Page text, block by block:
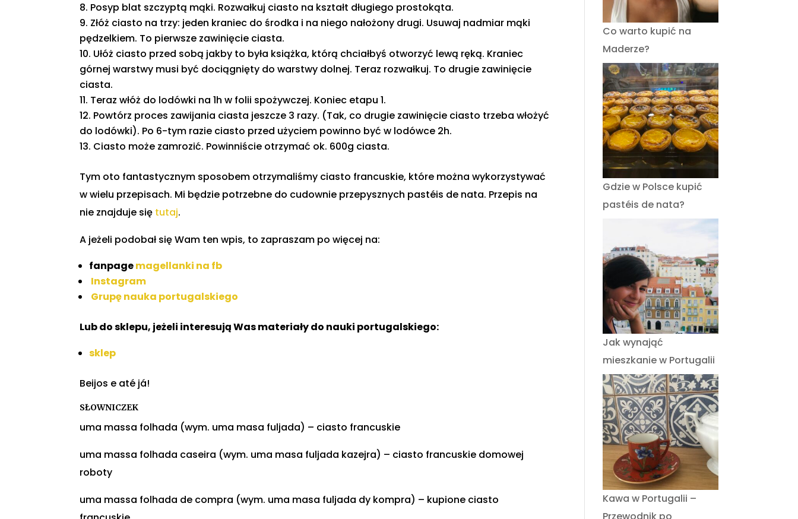
Posyp blat szczyptą mąki. Rozwałkuj ciasto na kształt długiego prostokąta.
Złóż ciasto na trzy: jeden kraniec do środka i na niego nałożony drugi. Usuwaj nadmiar mąki
pędzelkiem. To pierwsze zawinięcie ciasta.
Ułóż ciasto przed sobą jakby to była książka, którą chciałbyś otworzyć lewą ręką. Kraniec
górnej warstwy musi być dociągnięty do warstwy dolnej. Teraz rozwałkuj. To drugie zawinięcie
ciasta.
Teraz włóż do lodówki na 1h w folii spożywczej. Koniec etapu 1.
Powtórz proces zawijania ciasta jeszcze 3 razy. (Tak, co drugie zawinięcie ciasto trzeba włożyć
do lodówki). Po 6-tym razie ciasto przed użyciem powinno być w lodówce 2h.
Ciasto może zamrozić. Powinniście otrzymać ok. 600g ciasta.
Tym oto fantastycznym sposobem otrzymaliśmy ciasto francuskie, które można wykorzystywać
w wielu przepisach. Mi będzie potrzebne do cudownie przepysznych pastéis de nata. Przepis na
nie znajduje się tutaj.
A jeżeli podobał się Wam ten wpis, to zapraszam po więcej na:
fanpagemagellanki na fb
Instagram
Grupę nauka portugalskiego
Lub do sklepu, jeżeli interesują Was materiały do nauki portugalskiego:
sklep
Beijos e até já!
SŁOWNICZEK
uma massa folhada (wym. uma masa fuljada) – ciasto francuskie
uma massa folhada caseira (wym. uma masa fuljada kazejra) – ciasto francuskie domowej
roboty
uma massa folhada de compra (wym. uma masa fuljada dy kompra) – kupione ciasto
Co warto kupić na
Maderze?
Gdzie w Polsce kupić
pastéis de nata?
Jak wynająć
mieszkanie w Portugalii
Kawa w Portugalii –
Przewodnik po